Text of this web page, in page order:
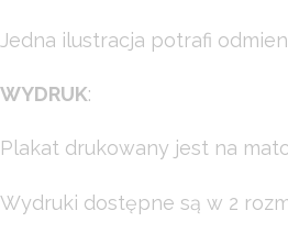
Jedna ilustracja potrafi
WYDRUK:
Plakat drukowany jest na
Wydruki dostępne są w 2